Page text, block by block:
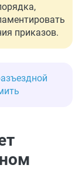
приказов.